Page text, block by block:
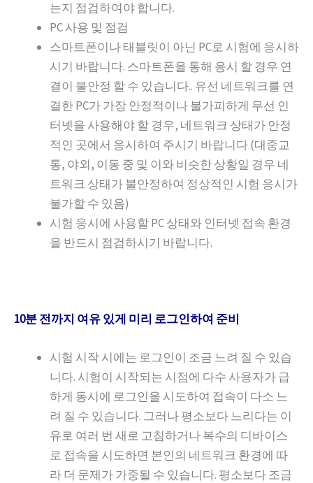
는지 점검하여야 합니다.
PC 사용 및 점검
스마트폰이나 태블릿이 아닌 PC로 시험에 응시하
시기 바랍니다. 스마트폰을 통해 응시 할 경우 연
결이 불안정 할 수 있습니다.. 유선 네트워크를 연
결한 PC가 가장 안정적이나 불가피하게 무선 인
터넷을 사용해야 할 경우, 네트워크 상태가 안정
적인 곳에서 응시하여 주시기 바랍니다 (대중교
통, 야외, 이동 중 및 이와 비슷한 상황일 경우 네
트워크 상태가 불안정하여 정상적인 시험 응시가
불가할 수 있음)
시험 응시에 사용할 PC 상태와 인터넷 접속 환경
을 반드시 점검하시기 바랍니다.
10분 전까지 여유 있게 미리 로그인하여 준비
시험 시작 시에는 로그인이 조금 느려 질 수 있습
니다. 시험이 시작되는 시점에 다수 사용자가 급
하게 동시에 로그인을 시도하여 접속이 다소 느
려 질 수 있습니다. 그러나 평소보다 느리다는 이
유로 여러 번 새로 고침하거나 복수의 디바이스
로 접속을 시도하면 본인의 네트워크 환경에 따
라 더 문제가 가중될 수 있습니다. 평소보다 조금